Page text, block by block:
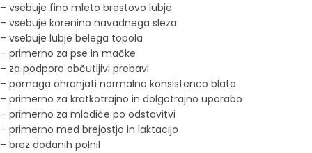
– vsebuje fino mleto brestovo lubje
– vsebuje korenino navadnega sleza
– vsebuje lubje belega topola
– primerno za pse in mačke
– za podporo občutljivi prebavi
– pomaga ohranjati normalno konsistenco blata
– primerno za kratkotrajno in dolgotrajno uporabo
– primerno za mladiče po odstavitvi
– primerno med brejostjo in laktacijo
– brez dodanih polnil